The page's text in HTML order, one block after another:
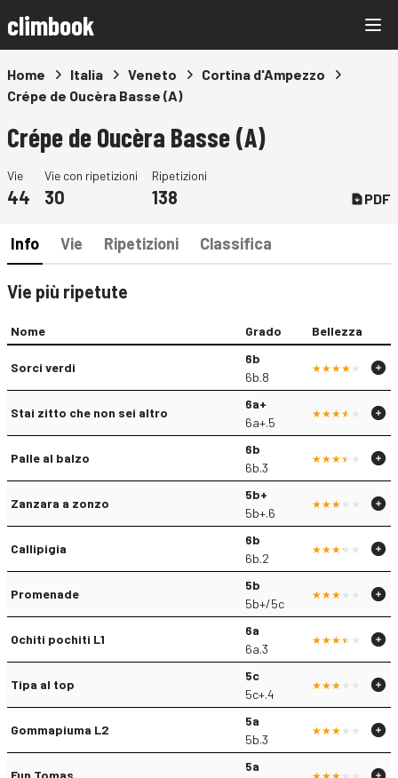
climbook
Home Italia Veneto
Cortina d'Ampezzo
Crépe de Oucèra Basse (A)
Crépe de Oucèra Basse (A)
Vie
44
Vie con ripetizioni
30
Ripetizioni
138 PDF
Info Vie Ripetizioni Classifica
Vie più ripetute
Nome Grado Bellezza
Sorci verdi
6b
6b.8
Stai zitto che non sei altro
6a+
6a+.5
Palle al balzo
6b
6b.3
Zanzara a zonzo
5b+
5b+.6
Callipigia
6b
6b.2
Promenade
5b
5b+/5c
Ochiti pochiti L1
6a
6a.3
Tipa al top
5c
5c+.4
Gommapiuma L2
5a
5b.3
Fun Tomas
5a